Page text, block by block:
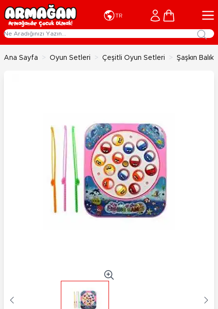
İçeriğe geç
TR Cart
Ana Sayfa > Oyun Setleri > Çeşitli Oyun Setleri > Şaşkın